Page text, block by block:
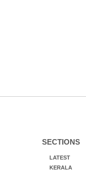
SECTIONS
LATEST
KERALA